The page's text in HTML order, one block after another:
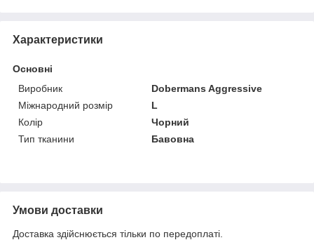
Характеристики
Основні
Виробник
Dobermans Aggressive
Міжнародний розмір
L
Колір
Чорний
Тип тканини
Бавовна
Умови доставки
Доставка здійснюється тільки по передоплаті.